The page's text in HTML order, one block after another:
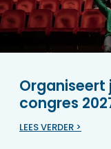
Organiseert
congres
LEES VERDER >